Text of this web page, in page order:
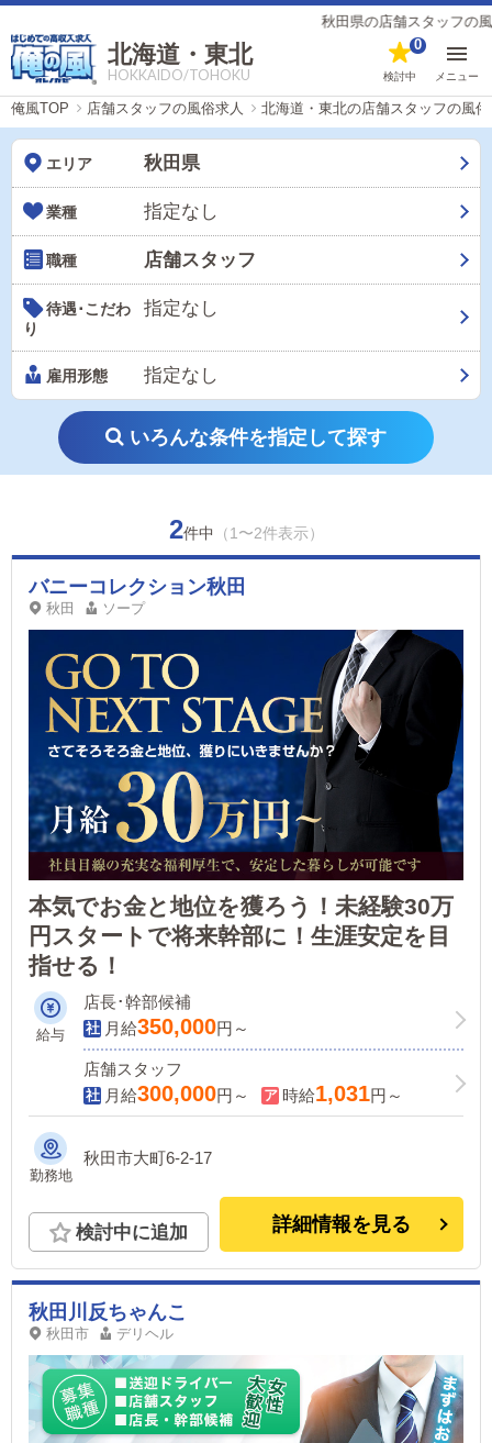
秋田県の店舗スタッフの風俗
北海道・東北
HOKKAIDO/TOHOKU 検討中
0
メニュー
俺風TOP 店舗スタッフの風俗求人 北海道・東北の店舗スタッフの風
エリア 秋田県
業種 指定なし
職種 店舗スタッフ
待遇･こだわ
り
指定なし
雇用形態 指定なし
いろんな条件を指定して探す
2件中 （1〜2件表示）
バニーコレクション秋田
秋田 ソープ
本気でお金と地位を獲ろう！未経験30万
円スタートで将来幹部に！生涯安定を目
指せる！
給与
店長･幹部候補
月給350,000円～
店舗スタッフ
月給300,000円～ 時給1,031円～
勤務地
秋田市大町6-2-17
検討中に追加 詳細情報を見る
秋田川反ちゃんこ
秋田市 デリヘル